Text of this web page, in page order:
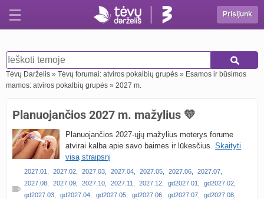
Prisijunk
Tėvų Darželis » Tėvų forumai: atviros pokalbių grupės » Esamos ir būsimos
mamos: atviros pokalbių grupės » 2027 m.
Planuojančios 2027 m. mažylius 💛
Planuojančios 2027-ųjų mažylius moterys forume
atvirai kalba apie savo baimes ir lūkesčius. Skaityti
visą straipsnį
2027.01 2027.02 2027.03 2027.04 2027.05 2027.06 2027.07
2027.08
2027.09 2027.10 2027.11 2027.12 gd2027.01 gd2027.02
gd2027.03
gd2027.04 gd2027.05 gd2027.06 gd2027.07 gd2027.08